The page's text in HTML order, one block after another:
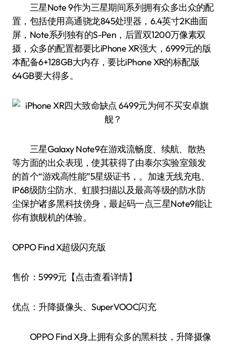
三星Note 9作为三星期间系列拥有众多出众的配
置，包括使用高通骁龙845处理器，6.4英寸2K曲面
屏，Note系列独有的S-Pen，后置双1200万像素双
摄，众多的配置都要比iPhone XR强大，6999元的版
本配备6+128GB大内存，要比iPhone XR的标配版
64GB要大得多。
三星Galaxy Note9在游戏流畅度、续航、散热
等方面的出众表现，使其获得了由泰尔实验室颁发
的首个“游戏高性能”5星级证书，。加速无线充电、
IP68级防尘防水、虹膜扫描以及最高等级的防水防
尘保护诸多黑科技傍身，最起码一点三星Note9能让
你有旗舰机的体验。
OPPO Find X超级闪充版
售价：5999元【点击查看详情】
优点：升降摄像头、SuperVOOC闪充
OPPO Find X身上拥有众多的黑科技，升降摄像